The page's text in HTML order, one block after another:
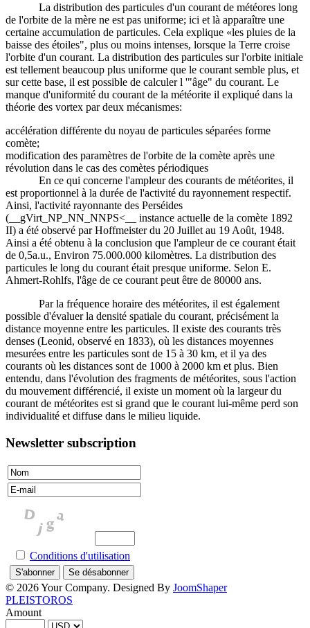
La distribution des particules d'un courant de météores long
de l'orbite de la mère ne est pas uniforme; ici et là apparaître une
certaine accumulation de particules. Cela explique «les pluies de la
baisse des étoiles", plus ou moins intenses, lorsque la Terre croise
l'orbite d'un courant. La distribution des particules sur l'orbite initiale
est tellement beaucoup plus uniforme que le courant semble plus, et
sur cette base, il est possible de calculer l '"âge" du courant. Le
manque d'uniformité du courant de la météorite il expliqué dans la
théorie des vortex par deux mécanismes:
accélération différente du noyau de particules séparées forme
comète;
modification des paramètres de l'orbite de la comète après une
révolution dans le cas des comètes périodiques
En ce qui concerne l'ampleur des courants de météorites, il
est proportionnel à la durée de l'activité du rayonnement respectif.
Ainsi, l'activité rayonnante des Perséides
(__gVirt_NP_NN_NNPS<__ instance actuelle de la comète 1892
II) a été observé par Hoffmeister du 20 Juillet au 19 Août, 1948.
Ainsi a été obtenu à la conclusion que l'ampleur de ce courant était
de 0,5a.u., Environ 75.000.000 kilomètres. La distribution des
particules le long du courant était presque uniforme. Selon E.
Ahmert-Rohlfs, l'âge de ce courant peut être de 80000 ans.
Par la fréquence horaire des météorites, il est également
possible d'évaluer la densité spatiale du courant, précisément la
distance moyenne entre les particules. Il existe des courants très
denses (Leonid, observé en 1833), où les distances moyennes
mesurées entre les particules sont de 15 à 30 km, et il ya des
courants où les distances sont de 1000 à 2000 km et plus. Bien
entendu, dans l'évolution des fragments de météorites, sous l'action
du mouvement différencié, il existe un moment où la largeur du
courant de météorites est si grand que le courant lui-même perd son
individualité et diffuse dans le milieu liquide.
Newsletter subscription
Conditions d'utilisation
© 2026 Your Company. Designed By JoomShaper
PLEISTOROS
Amount